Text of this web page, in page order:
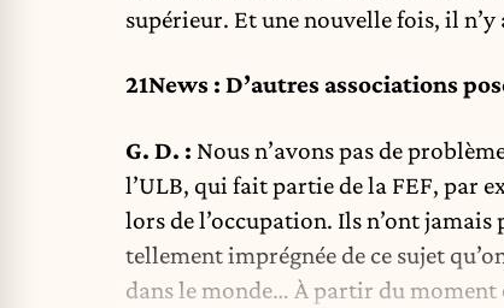
supérieur. Et une nouvelle fois, il
21News : D’autres associations
G. D. : Nous n’avons pas de
l’ULB, qui fait partie de la FEF, par
lors de l’occupation. Ils n’ont
tellement imprégnée de ce sujet
dans le monde… À partir du moment